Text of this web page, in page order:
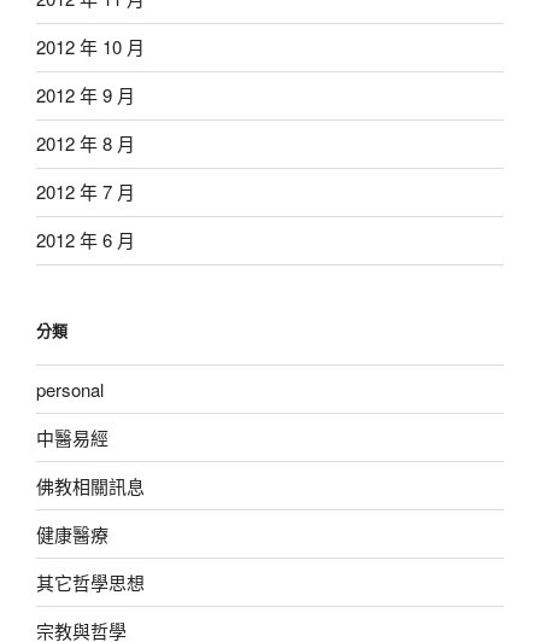
2012 年 10 月
2012 年 9 月
2012 年 8 月
2012 年 7 月
2012 年 6 月
分類
personal
中醫易經
佛教相關訊息
健康醫療
其它哲學思想
宗教與哲學